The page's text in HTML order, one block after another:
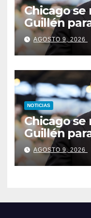
Chicago se
Guillén
número
AGOSTO 9, 2026
NOTICIAS
Chicago se
Guillén
número
AGOSTO 9, 2026